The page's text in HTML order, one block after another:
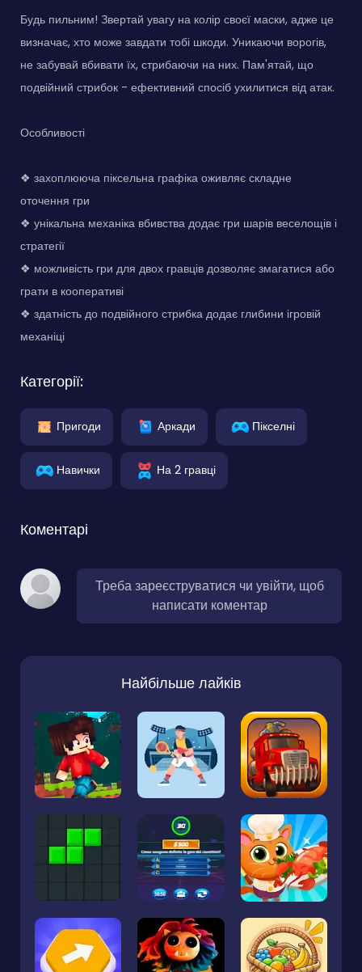
Будь пильним! Звертай увагу на колір своєї маски, адже це
визначає, хто може завдати тобі шкоди. Уникаючи ворогів,
не забувай вбивати їх, стрибаючи на них. Пам'ятай, що
подвійний стрибок - ефективний спосіб ухилитися від атак.
Особливості
❖ захоплююча піксельна графіка оживляє складне
оточення гри
❖ унікальна механіка вбивства додає гри шарів веселощів і
стратегії
❖ можливість гри для двох гравців дозволяє змагатися або
грати в кооперативі
❖ здатність до подвійного стрибка додає глибини ігровій
механіці
Категорії:
Пригоди Аркади Пікселні
Навички На 2 гравці
Коментарі
Треба зареєструватися чи увійти, щоб
написати коментар
Найбільше лайків